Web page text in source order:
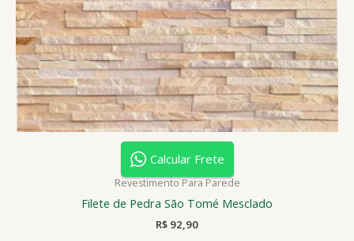
Calcular Frete
Revestimento Para Parede
Filete de Pedra São Tomé Mesclado
R$ 92,90